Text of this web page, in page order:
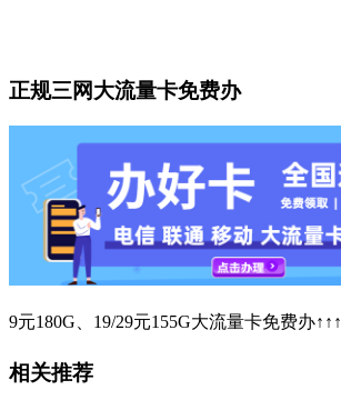
正规三网大流量卡免费办
9元180G、19/29元155G大流量卡免费办↑↑↑
相关推荐